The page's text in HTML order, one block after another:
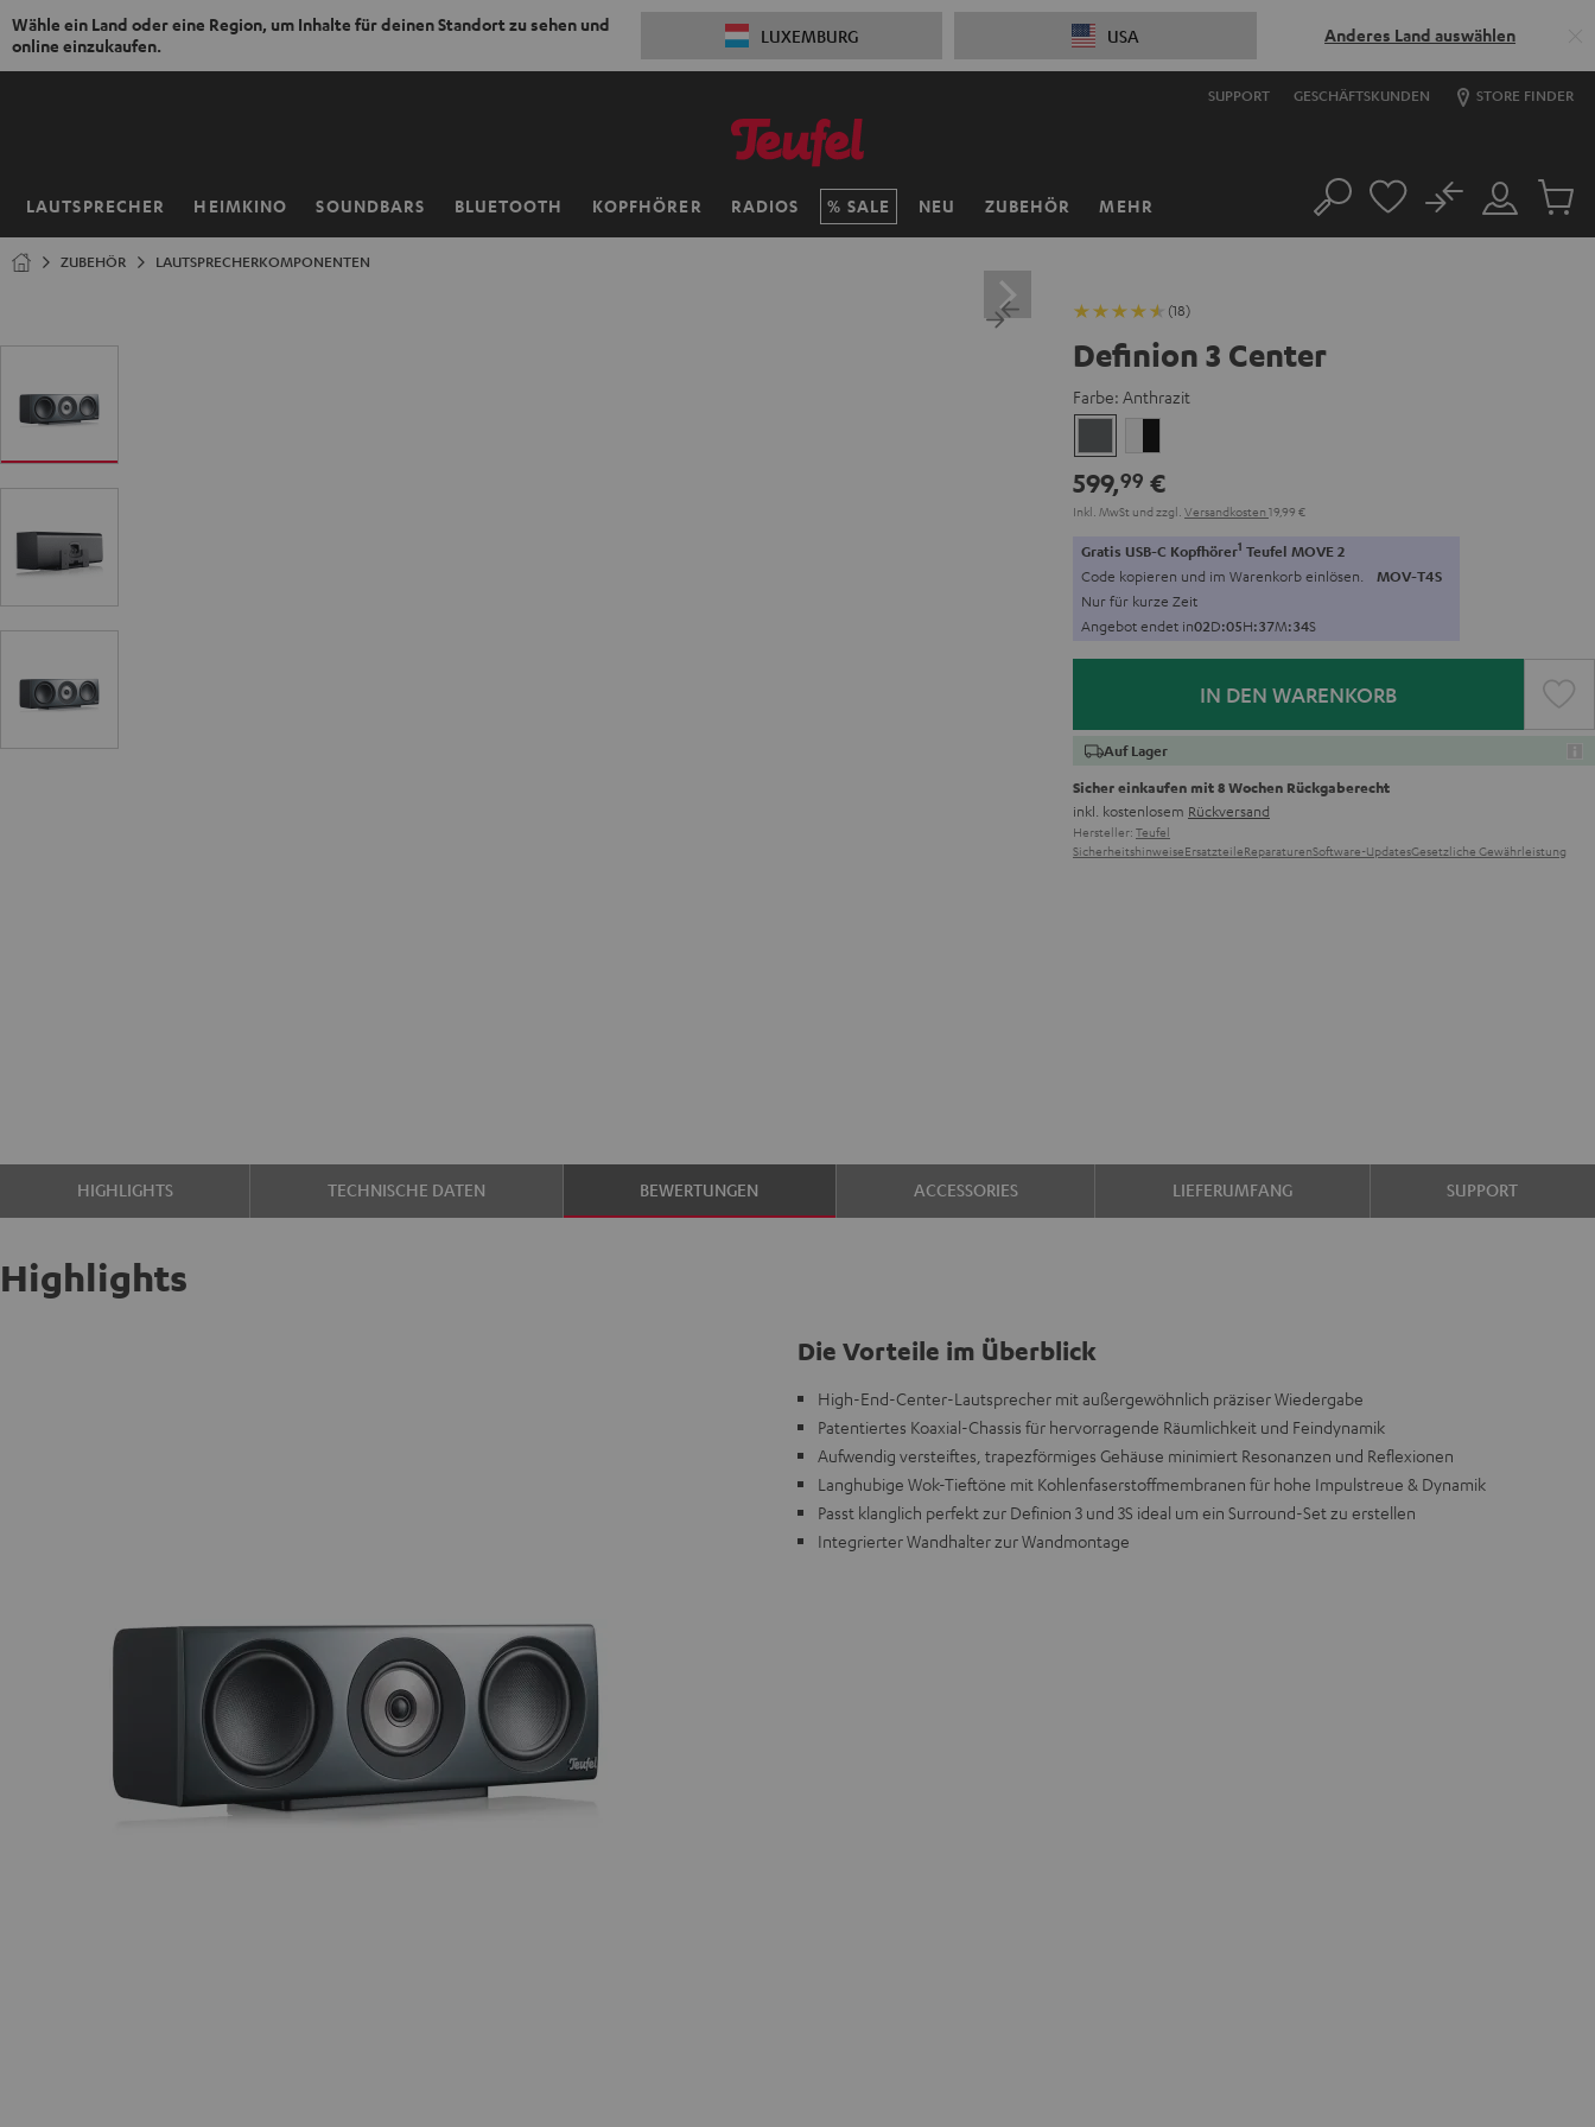
Wähle ein Land oder eine Region, um Inhalte für deinen Standort zu sehen und
online einzukaufen.
LUXEMBURG USA Anderes Land auswählen
ZUM
SUPPORT GESCHÄFTSKUNDEN STORE FINDER
LAUTSPRECHER HEIMKINO SOUNDBARS BLUETOOTH KOPFHÖRER RADIOS SALE NEU ZUBEHÖR MEHR
Startseite Suche
Mein
Konto
No
Artikel
ZUBEHÖR LAUTSPRECHERKOMPONENTEN
(18)
Definion 3 Center
Farbe: Anthrazit
Schwarz
599,99 €
Inkl. MwSt und zzgl. Versandkosten 19,99 €
Gratis USB-C Kopfhörer1 Teufel MOVE 2
Code kopieren und im Warenkorb einlösen. MOV-T4S
Nur für kurze Zeit
Angebot endet in02D:05H:37M:33S
IN DEN WARENKORB
Auf Lager
Sicher einkaufen mit 8 Wochen Rückgaberecht
inkl. kostenlosem Rückversand
Hersteller: Teufel
SicherheitshinweiseErsatzteileReparaturenSoftware-UpdatesGesetzliche Gewährleistung
HIGHLIGHTS TECHNISCHE DATEN BEWERTUNGEN ACCESSORIES LIEFERUMFANG SUPPORT
Highlights
Die Vorteile im Überblick
High-End-Center-Lautsprecher mit außergewöhnlich präziser Wiedergabe
Patentiertes Koaxial-Chassis für hervorragende Räumlichkeit und Feindynamik
Aufwendig versteiftes, trapezförmiges Gehäuse minimiert Resonanzen und Reflexionen
Langhubige Wok-Tieftöne mit Kohlenfaserstoffmembranen für hohe Impulstreue & Dynamik
Passt klanglich perfekt zur Definion 3 und 3S ideal um ein Surround-Set zu erstellen
Integrierter Wandhalter zur Wandmontage